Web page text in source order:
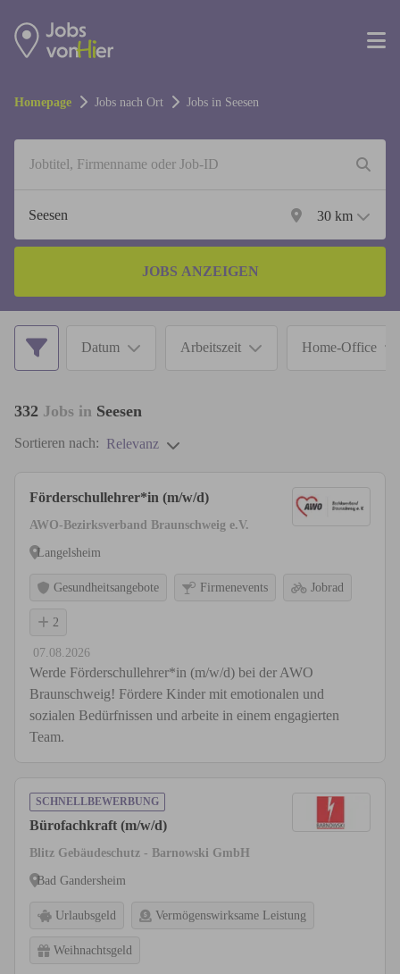
Homepage Jobs nach Ort Jobs in Seesen
30 km
JOBS ANZEIGEN
Datum Arbeitszeit Home-Office
332 Jobs in Seesen
Sortieren nach: Relevanz
Förderschullehrer*in (m/w/d)
AWO-Bezirksverband Braunschweig e.V.
Langelsheim
Gesundheitsangebote Firmenevents Jobrad
2
07.08.2026
Werde Förderschullehrer*in (m/w/d) bei der AWO
Braunschweig! Fördere Kinder mit emotionalen und
sozialen Bedürfnissen und arbeite in einem engagierten
Team.
SCHNELLBEWERBUNG
Bürofachkraft (m/w/d)
Blitz Gebäudeschutz - Barnowski GmbH
Bad Gandersheim
Urlaubsgeld Vermögenswirksame Leistung
Weihnachtsgeld